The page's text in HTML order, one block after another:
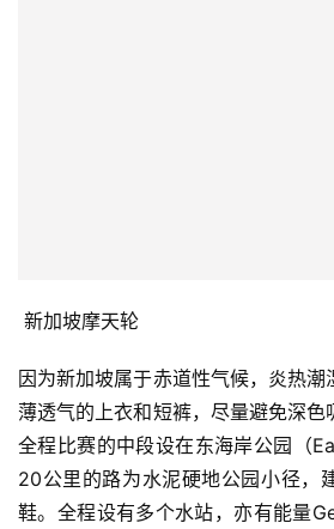
新加坡摩天轮
因为新加坡属于赤道性气候，炎热潮
薄透气的上衣和短裤，尽量避免深色
全程比赛的中段设在东海岸公园（
20公里的路为水泥硬地公园小径，
鞋。全程设有多个水站，亦有能量